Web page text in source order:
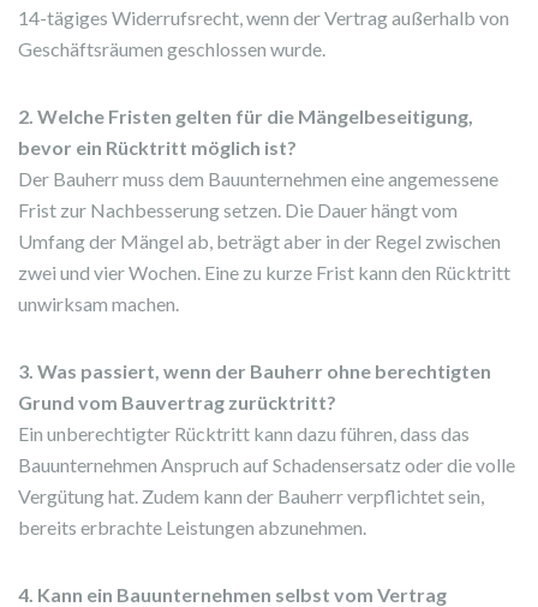
14-tägiges Widerrufsrecht, wenn der Vertrag außerhalb von
Geschäftsräumen geschlossen wurde.
2. Welche Fristen gelten für die Mängelbeseitigung,
bevor ein Rücktritt möglich ist?
Der Bauherr muss dem Bauunternehmen eine angemessene
Frist zur Nachbesserung setzen. Die Dauer hängt vom
Umfang der Mängel ab, beträgt aber in der Regel zwischen
zwei und vier Wochen. Eine zu kurze Frist kann den Rücktritt
unwirksam machen.
3. Was passiert, wenn der Bauherr ohne berechtigten
Grund vom Bauvertrag zurücktritt?
Ein unberechtigter Rücktritt kann dazu führen, dass das
Bauunternehmen Anspruch auf Schadensersatz oder die volle
Vergütung hat. Zudem kann der Bauherr verpflichtet sein,
bereits erbrachte Leistungen abzunehmen.
4. Kann ein Bauunternehmen selbst vom Vertrag